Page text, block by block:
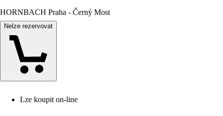
HORNBACH Praha - Černý Most
Nelze rezervovat
Lze koupit on-line